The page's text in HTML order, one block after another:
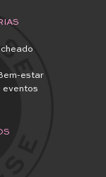
estar
eventos